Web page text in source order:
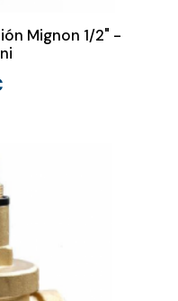
Mignon 1/2" -